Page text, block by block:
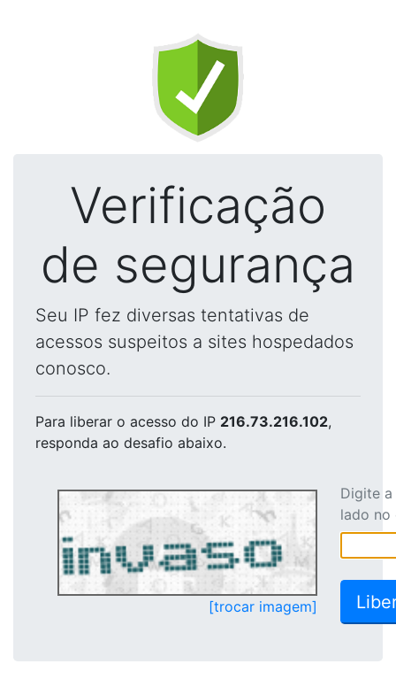
Verificação
de segurança
Seu IP fez diversas tentativas de
acessos suspeitos a sites hospedados
conosco.
Para liberar o acesso do IP 216.73.216.102,
responda ao desafio abaixo.
[trocar imagem]
Digite
lado no